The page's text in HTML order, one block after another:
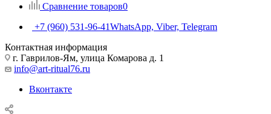
Сравнение товаров0
+7 (960) 531-96-41WhatsApp, Viber, Telegram
Контактная информация
г. Гаврилов-Ям, улица Комарова д. 1
info@art-ritual76.ru
Вконтакте